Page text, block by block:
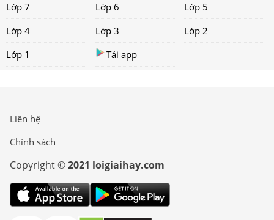
Lớp 7
Lớp 6
Lớp 5
Lớp 4
Lớp 3
Lớp 2
Lớp 1
Tải app
Liên hệ
Chính sách
Copyright ©2021 loigiaihay.com